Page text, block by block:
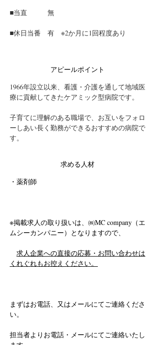
■当直　　　無
■休日当番　有　※2か月に1回程度あり
アピールポイント
1966年設立以来、看護・介護を通して地域医
療に貢献してきたケアミック型病院です。
子育てに理解のある職場で、お互いをフォロ
ーしあい長く勤務ができるおすすめの病院で
す。
求める人材
・薬剤師
※掲載求人の取り扱いは、㈱MC company（エ
ムシーカンパニー）となりますので、
求人企業への直接の応募・お問い合わせは
くれぐれもお控えください。
まずはお電話、又はメールにてご連絡くださ
い。
担当者よりお電話・メールにてご連絡いたし